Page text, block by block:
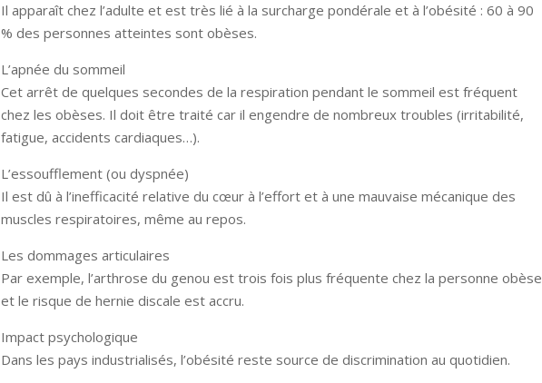
Il apparaît chez l’adulte et est très lié à la surcharge pondérale et à l’obésité : 60 à 90
% des personnes atteintes sont obèses.
L’apnée du sommeil
Cet arrêt de quelques secondes de la respiration pendant le sommeil est fréquent
chez les obèses. Il doit être traité car il engendre de nombreux troubles (irritabilité,
fatigue, accidents cardiaques…).
L’essoufflement (ou dyspnée)
Il est dû à l’inefficacité relative du cœur à l’effort et à une mauvaise mécanique des
muscles respiratoires, même au repos.
Les dommages articulaires
Par exemple, l’arthrose du genou est trois fois plus fréquente chez la personne obèse
et le risque de hernie discale est accru.
Impact psychologique
Dans les pays industrialisés, l’obésité reste source de discrimination au quotidien.